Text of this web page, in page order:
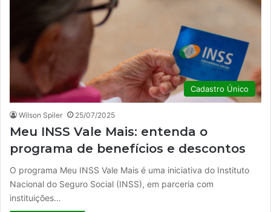
Cadastro Único
Wilson Spiler 25/07/2025
Meu INSS Vale Mais: entenda o
programa de benefícios e descontos
O programa Meu INSS Vale Mais é uma iniciativa do Instituto
Nacional do Seguro Social (INSS), em parceria com
instituições…